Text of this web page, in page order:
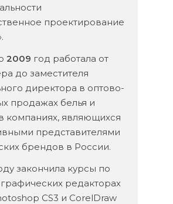
проектирование
2009 год работала от
до заместителя
директора в оптово-
продажах белья и
компаниях, являющихся
представителями
брендов в России.
закончила курсы по
редакторах
CS3 и CorelDraw